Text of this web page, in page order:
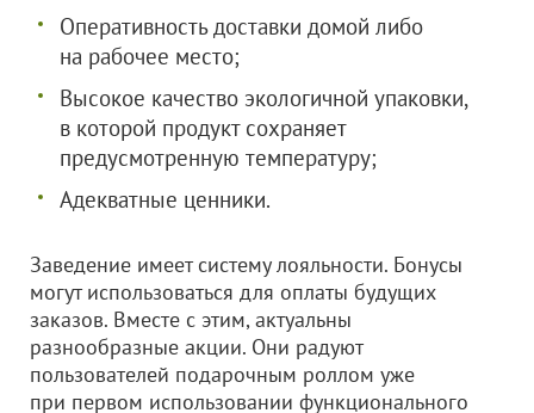
Оперативность доставки домой либо
на рабочее место;
Высокое качество экологичной упаковки,
в которой продукт сохраняет
предусмотренную температуру;
Адекватные ценники.
Заведение имеет систему лояльности. Бонусы
могут использоваться для оплаты будущих
заказов. Вместе с этим, актуальны
разнообразные акции. Они радуют
пользователей подарочным роллом уже
при первом использовании функционального